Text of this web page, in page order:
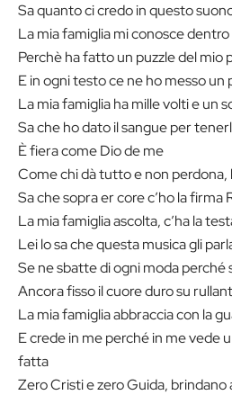
Sa quanto ci credo in questo
La mia famiglia mi conosce dentro
Perchè ha fatto un puzzle del mio
E in ogni testo ce ne ho messo un
La mia famiglia ha mille volti e un
Sa che ho dato il sangue per
È fiera come Dio de me
Come chi dà tutto e non perdona,
Sa che sopra er core c’ho la firma
La mia famiglia ascolta, c’ha la
Lei lo sa che questa musica gli
Se ne sbatte di ogni moda perché
Ancora fisso il cuore duro su
La mia famiglia abbraccia con la
E crede in me perché in me vede
fatta
Zero Cristi e zero Guida, brindano